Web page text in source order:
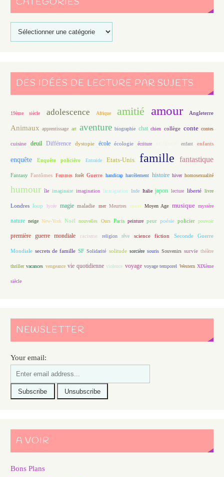
DES IDÉES DE LECTURE PAR SUJETS
19ème siècle adolescence Afrique amitié amour Angleterre
Animaux apprentissage art aventure biographie chat chien collège conte contes
cuisine deuil Différence dystopie école écologie écriture enfant enfants
enquête Enquête policière Entraide Etats-Unis famille fantastique
Fantasy Fantômes Femmes forêt Guerre handicap harcèlement histoire hiver homosexualité
humour île imaginaire imagination Immigration Inde Italie japon lecture liberté livre
Londres loup lycée magie maladie mer Meurtres mort Moyen Age musique mystère
nature neige New-York Noël nouvelles Ours Paris peinture peur poésie policier pouvoir
première guerre mondiale racisme religion rêve science fiction Seconde Guerre
Mondiale secrets de famille SF Solidarité solitude sorcière souris Souvenirs survie théâtre
thriller vacances vengeance vie quotidienne violence voyage voyage temporel Western XIXème
siècle
NEWSLETTER
Your email:
A VOIR
Bons Plans